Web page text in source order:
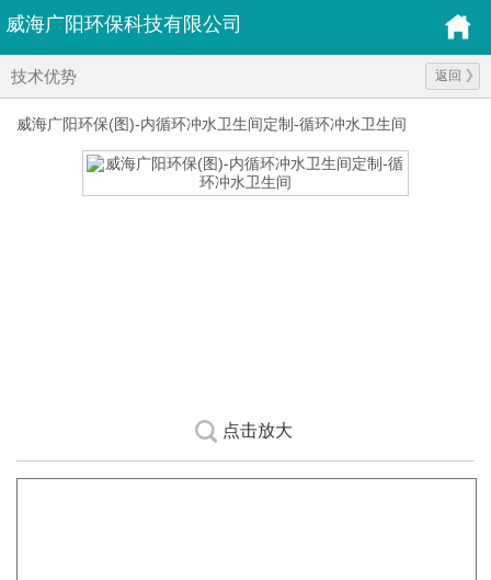
威海广阳环保科技有限公司
技术优势 返回
威海广阳环保(图)-内循环冲水卫生间定制-循环冲水卫生间
点击放大